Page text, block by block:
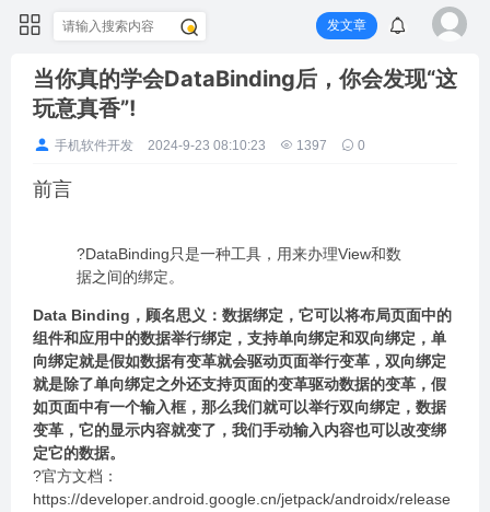
发文章
当你真的学会DataBinding后，你会发现“这
玩意真香”!
手机软件开发 2024-9-23 08:10:23 1397 0
前言
?DataBinding只是一种工具，用来办理View和数
据之间的绑定。
Data Binding，顾名思义：数据绑定，它可以将布局页面中的
组件和应用中的数据举行绑定，支持单向绑定和双向绑定，单
向绑定就是假如数据有变革就会驱动页面举行变革，双向绑定
就是除了单向绑定之外还支持页面的变革驱动数据的变革，假
如页面中有一个输入框，那么我们就可以举行双向绑定，数据
变革，它的显示内容就变了，我们手动输入内容也可以改变绑
定它的数据。
?官方文档：
https://developer.android.google.cn/jetpack/androidx/release